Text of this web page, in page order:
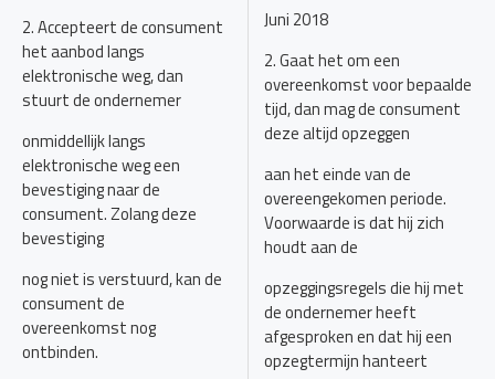
2. Accepteert de consument
het aanbod langs
elektronische weg, dan
stuurt de ondernemer
onmiddellijk langs
elektronische weg een
bevestiging naar de
consument. Zolang deze
bevestiging
nog niet is verstuurd, kan de
consument de
overeenkomst nog
ontbinden.
Juni 2018
2. Gaat het om een
overeenkomst voor bepaalde
tijd, dan mag de consument
deze altijd opzeggen
aan het einde van de
overeengekomen periode.
Voorwaarde is dat hij zich
houdt aan de
opzeggingsregels die hij met
de ondernemer heeft
afgesproken en dat hij een
opzegtermijn hanteert